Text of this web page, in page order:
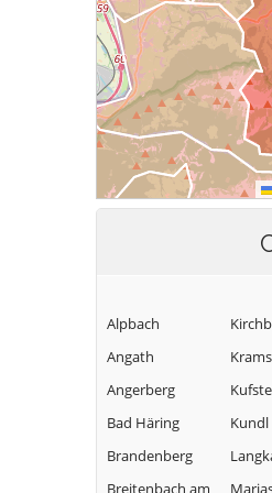
Alpbach
Angath
Angerberg
Bad Häring
Brandenberg
Breitenbach am
Kundl